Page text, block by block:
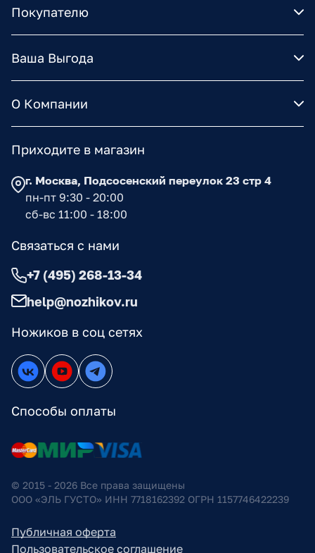
Покупателю
Ваша Выгода
О Компании
Ножиков в соц сетях
Способы оплаты
Приходите в магазин
г. Москва, Подсосенский переулок 23 стр 4
пн-пт 9:30 - 20:00
сб-вс 11:00 - 18:00
Связаться с нами
+7 (495) 268-13-34
help@nozhikov.ru
© 2015 - 2026 Все права защищены
ООО «ЭЛЬ ГУСТО» ИНН 7718162392 ОГРН 1157746422239
Публичная оферта
Пользовательское соглашение